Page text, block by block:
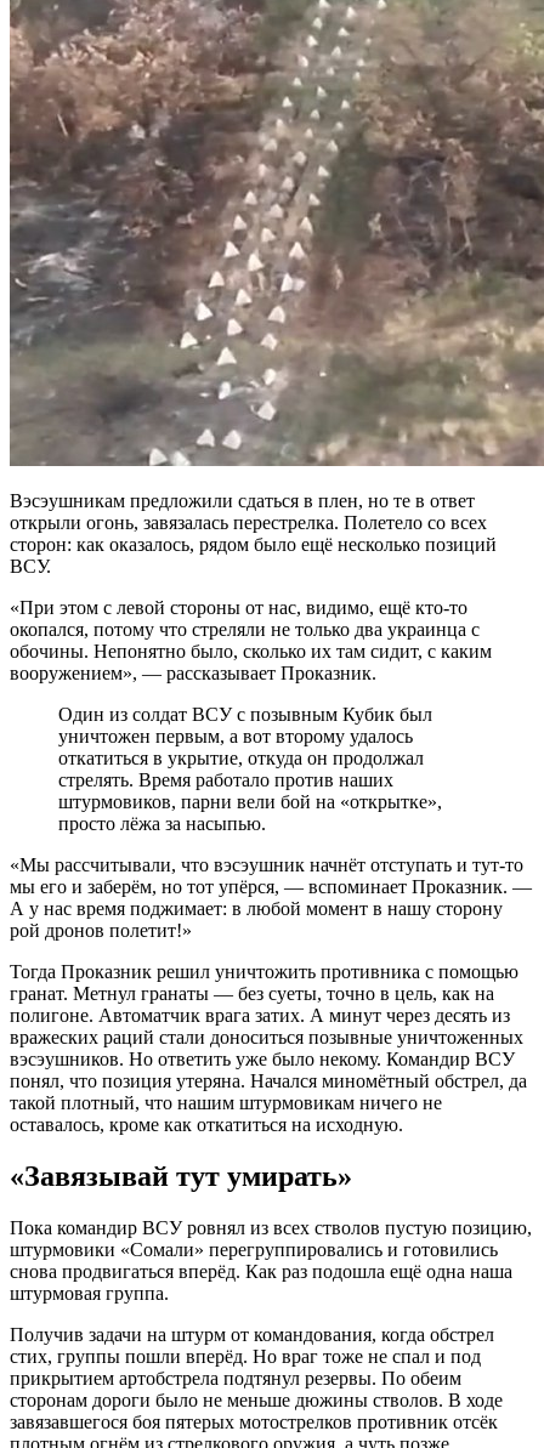
Вэсэушникам предложили сдаться в плен, но те в ответ
открыли огонь, завязалась перестрелка. Полетело со всех
сторон: как оказалось, рядом было ещё несколько позиций
ВСУ.
«При этом с левой стороны от нас, видимо, ещё кто-то
окопался, потому что стреляли не только два украинца с
обочины. Непонятно было, сколько их там сидит, с каким
вооружением», — рассказывает Проказник.
Один из солдат ВСУ с позывным Кубик был
уничтожен первым, а вот второму удалось
откатиться в укрытие, откуда он продолжал
стрелять. Время работало против наших
штурмовиков, парни вели бой на «открытке»,
просто лёжа за насыпью.
«Мы рассчитывали, что вэсэушник начнёт отступать и тут-то
мы его и заберём, но тот упёрся, — вспоминает Проказник. —
А у нас время поджимает: в любой момент в нашу сторону
рой дронов полетит!»
Тогда Проказник решил уничтожить противника с помощью
гранат. Метнул гранаты — без суеты, точно в цель, как на
полигоне. Автоматчик врага затих. А минут через десять из
вражеских раций стали доноситься позывные уничтоженных
вэсэушников. Но ответить уже было некому. Командир ВСУ
понял, что позиция утеряна. Начался миномётный обстрел, да
такой плотный, что нашим штурмовикам ничего не
оставалось, кроме как откатиться на исходную.
«Завязывай тут умирать»
Пока командир ВСУ ровнял из всех стволов пустую позицию,
штурмовики «Сомали» перегруппировались и готовились
снова продвигаться вперёд. Как раз подошла ещё одна наша
штурмовая группа.
Получив задачи на штурм от командования, когда обстрел
стих, группы пошли вперёд. Но враг тоже не спал и под
прикрытием артобстрела подтянул резервы. По обеим
сторонам дороги было не меньше дюжины стволов. В ходе
завязавшегося боя пятерых мотострелков противник отсёк
плотным огнём из стрелкового оружия, а чуть позже